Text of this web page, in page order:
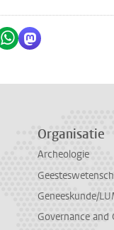
Bluesky
op LinkedIn
Delen via WhatsApp
Delen via
Organisatie
Archeologie
Geneeskunde/
Governance and